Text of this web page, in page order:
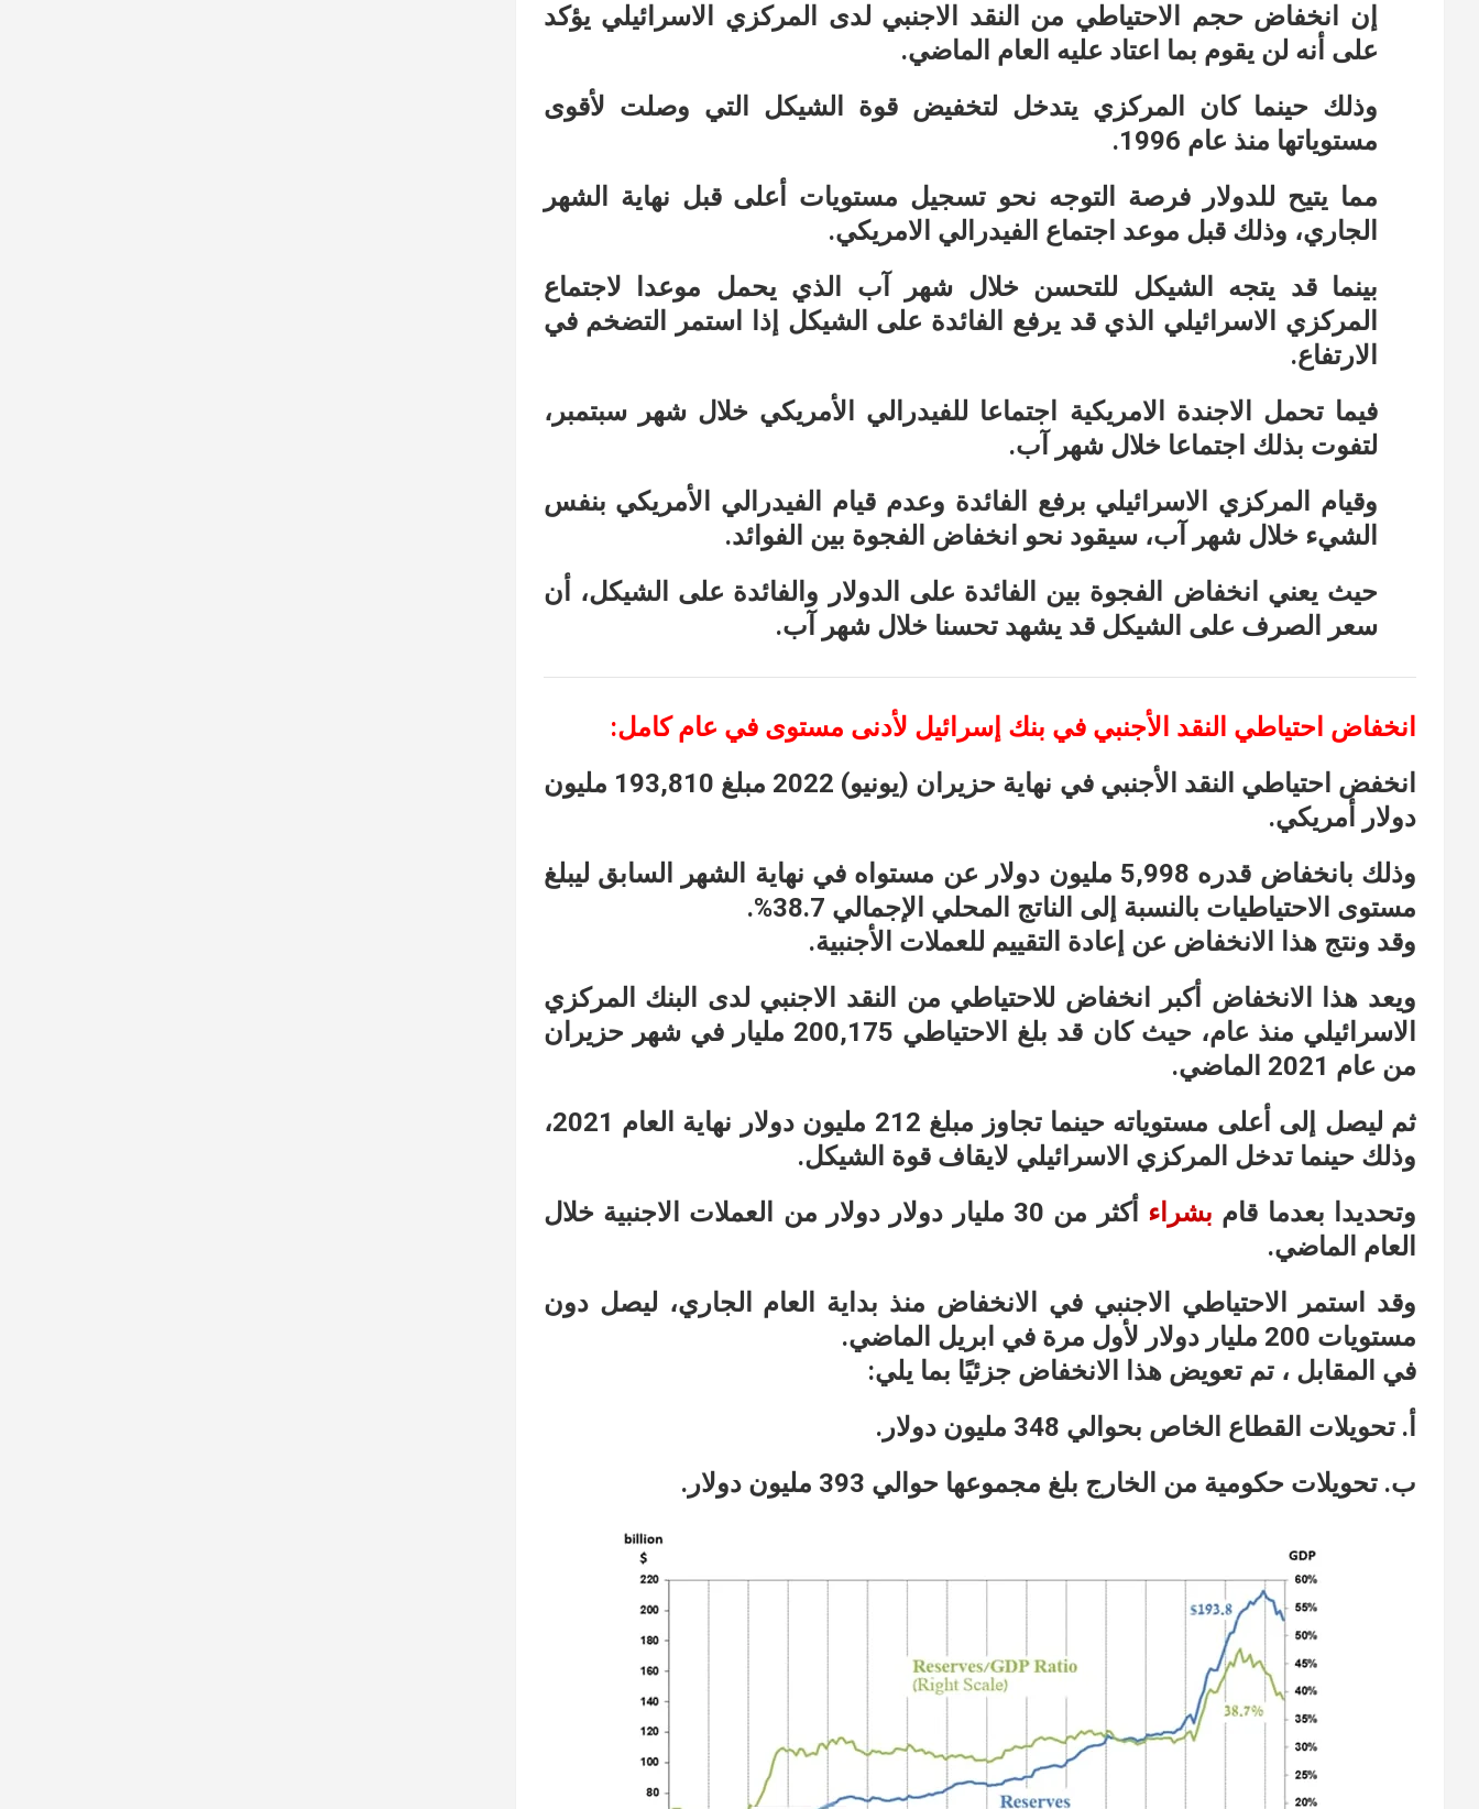
إن انخفاض حجم الاحتياطي من النقد الاجنبي لدى المركزي الاسرائيلي يؤكد
على أنه لن يقوم بما اعتاد عليه العام الماضي.
وذلك حينما كان المركزي يتدخل لتخفيض قوة الشيكل التي وصلت لأقوى
مستوياتها منذ عام 1996.
مما يتيح للدولار فرصة التوجه نحو تسجيل مستويات أعلى قبل نهاية الشهر
الجاري، وذلك قبل موعد اجتماع الفيدرالي الامريكي.
بينما قد يتجه الشيكل للتحسن خلال شهر آب الذي يحمل موعدا لاجتماع
المركزي الاسرائيلي الذي قد يرفع الفائدة على الشيكل إذا استمر التضخم في
الارتفاع.
فيما تحمل الاجندة الامريكية اجتماعا للفيدرالي الأمريكي خلال شهر سبتمبر،
لتفوت بذلك اجتماعا خلال شهر آب.
وقيام المركزي الاسرائيلي برفع الفائدة وعدم قيام الفيدرالي الأمريكي بنفس
الشيء خلال شهر آب، سيقود نحو انخفاض الفجوة بين الفوائد.
حيث يعني انخفاض الفجوة بين الفائدة على الدولار والفائدة على الشيكل، أن
سعر الصرف على الشيكل قد يشهد تحسنا خلال شهر آب.
انخفاض احتياطي النقد الأجنبي في بنك إسرائيل لأدنى مستوى في عام كامل:
انخفض احتياطي النقد الأجنبي في نهاية حزيران (يونيو) 2022 مبلغ 193,810 مليون
دولار أمريكي.
وذلك بانخفاض قدره 5,998 مليون دولار عن مستواه في نهاية الشهر السابق ليبلغ
مستوى الاحتياطيات بالنسبة إلى الناتج المحلي الإجمالي 38.7%.
وقد ونتج هذا الانخفاض عن إعادة التقييم للعملات الأجنبية.
ويعد هذا الانخفاض أكبر انخفاض للاحتياطي من النقد الاجنبي لدى البنك المركزي
الاسرائيلي منذ عام، حيث كان قد بلغ الاحتياطي 200,175 مليار في شهر حزيران
من عام 2021 الماضي.
ثم ليصل إلى أعلى مستوياته حينما تجاوز مبلغ 212 مليون دولار نهاية العام 2021،
وذلك حينما تدخل المركزي الاسرائيلي لايقاف قوة الشيكل.
وتحديدا بعدما قام بشراء
أكثر من 30 مليار دولار دولار من العملات الاجنبية خلال
العام الماضي.
وقد استمر الاحتياطي الاجنبي في الانخفاض منذ بداية العام الجاري، ليصل دون
مستويات 200 مليار دولار لأول مرة في ابريل الماضي.
في المقابل ، تم تعويض هذا الانخفاض جزئيًا بما يلي:
أ. تحويلات القطاع الخاص بحوالي 348 مليون دولار.
ب. تحويلات حكومية من الخارج بلغ مجموعها حوالي 393 مليون دولار.